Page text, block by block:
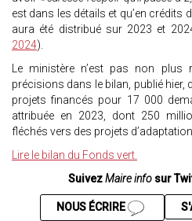
est dans les détails et qu’en crédits
aura été distribué sur 2023 et
2024).
Le ministère n’est pas non plus
précisions dans le bilan, publié hier,
projets financés pour 17 000
attribuée en 2023, dont 250
fléchés vers des projets
Lire le bilan du Fonds vert.
SuivezMaire info sur
NOUS ÉCRIRE